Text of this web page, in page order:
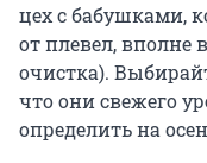
цех с бабушками,
от плевел,
очистка).
что они свежего
определить на